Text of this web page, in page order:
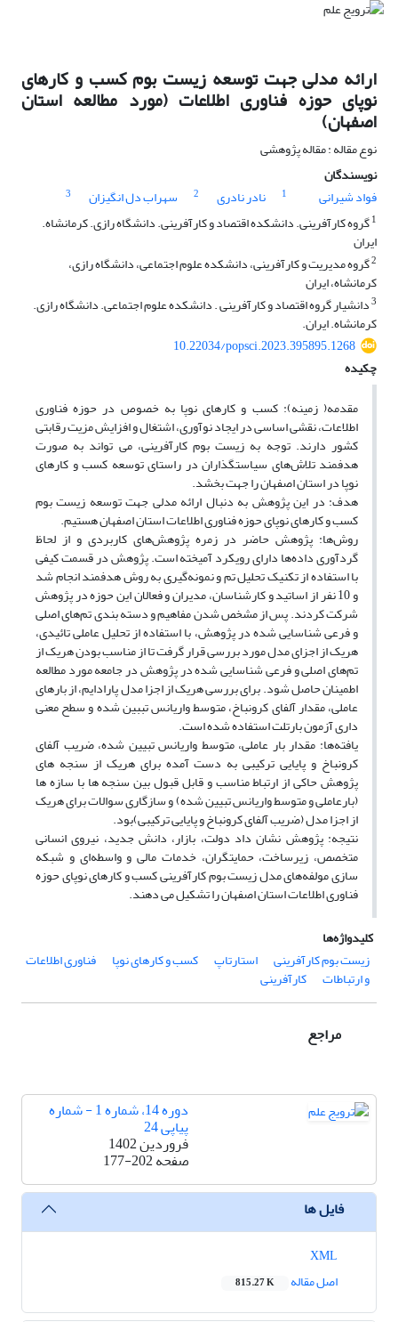
ارائه مدلی جهت توسعه زیست بوم کسب و کارهای
نوپای حوزه فناوری اطلاعات (مورد مطالعه استان
اصفهان)
نوع مقاله : مقاله پژوهشی
نویسندگان
فواد شیرانی
1 نادر نادری 2 سهراب دل انگیزان
3
1گروه کارآفرینی. دانشکده اقتصاد و کارآفرینی. دانشگاه رازی. کرمانشاه.
ایران
2گروه مدیریت و کارآفرینی، دانشکده علوم اجتماعی، دانشگاه رازی،
کرمانشاه، ایران
3دانشیار گروه اقتصاد و کارآفرینی . دانشکده علوم اجتماعی. دانشگاه رازی.
کرمانشاه. ایران.
10.22034/popsci.2023.395895.1268
چکیده
مقدمه( زمینه): کسب و کارهای نوپا به خصوص در حوزه فناوری
اطلاعات، نقشی اساسی در ایجاد نوآوری، اشتغال و افزایش مزیت رقابتی
کشور دارند. توجه به زیست بوم کارآفرینی، می تواند به صورت
هدفمند تلاش‌های سیاستگذاران در راستای توسعه کسب و کارهای
نوپا در استان اصفهان را جهت بخشد.
هدف: در این پژوهش به دنبال ارائه مدلی جهت توسعه زیست بوم
کسب و کارهای نوپای حوزه فناوری اطلاعات استان اصفهان هستیم.
روش‌ها: پژوهش حاضر در زمره پژوهش‌های کاربردی و از لحاظ
گردآوری داده‌ها دارای رویکرد آمیخته است. پژوهش در قسمت کیفی
با استفاده از تکنیک تحلیل تم و نمونه‌گیری به روش هدفمند انجام شد
و 10 نفر از اساتید و کارشناسان، مدیران و فعالان این حوزه در پژوهش
شرکت کردند. پس از مشخص شدن مفاهیم و دسته بندی تم‌های اصلی
و فرعی شناسایی شده در پژوهش، با استفاده از تحلیل عاملی تائیدی،
هریک از اجزای مدل مورد بررسی قرار گرفت تا از مناسب بودن هریک از
تم‌های اصلی و فرعی شناسایی شده در پژوهش در جامعه مورد مطالعه
اطمینان حاصل شود. برای بررسی هریک از اجزا مدل پارادایم، از بارهای
عاملی، مقدار آلفای کرونباخ، متوسط واریانس تببین شده و سطح معنی
داری آزمون بارتلت استفاده شده است.
یافته‌ها: مقدار بار عاملی، متوسط واریانس تبیین شده، ضریب آلفای
کرونباخ و پایایی ترکیبی به دست آمده برای هریک از سنجه های
پژوهش حاکی از ارتباط مناسب و قابل قبول بین سنجه ها با سازه ها
(بارعاملی و متوسط واریانس تبیین شده) و سازگاری سوالات برای هریک
از اجزا مدل (ضریب آلفای کرونباخ و پایایی ترکیبی)بود.
نتیجه: پژوهش نشان داد دولت، بازار، دانش جدید، نیروی انسانی
متخصص، زیرساخت، حمایتگران، خدمات مالی و واسطه‌ای و شبکه
سازی مولفه‌های مدل زیست بوم کارآفرینی کسب و کارهای نوپای حوزه
فناوری اطلاعات استان اصفهان را تشکیل می دهند.
کلیدواژه‌ها
زیست بوم کارآفرینی
استارتاپ کسب و کارهای نوپا فناوری اطلاعات
و ارتباطات کارآفرینی
مراجع
دوره 14، شماره 1 - شماره
پیاپی 24
فروردین 1402
صفحه177-202
فایل ها
اصل مقاله
815.27 K